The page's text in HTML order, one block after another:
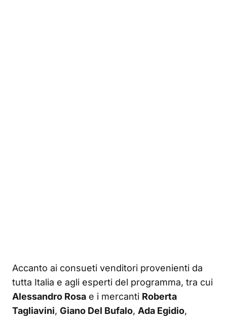
Accanto ai consueti venditori provenienti da
tutta Italia e agli esperti del programma, tra cui
Alessandro Rosa e i mercanti Roberta
Tagliavini, Giano Del Bufalo, Ada Egidio,